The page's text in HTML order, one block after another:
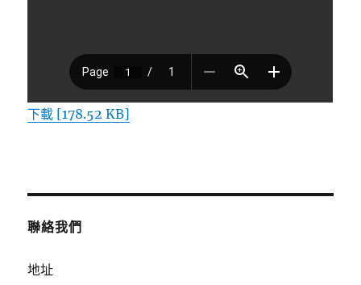
下載 [178.52 KB]
聯絡我們
地址